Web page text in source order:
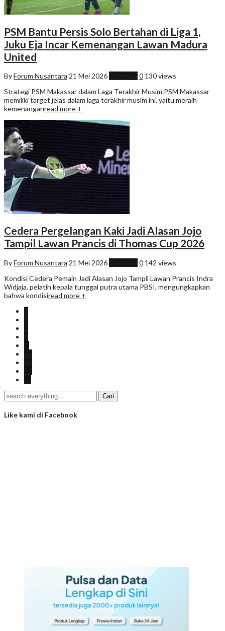
PSM Bantu Persis Solo Bertahan di Liga 1,
Juku Eja Incar Kemenangan Lawan Madura
United
ByForum Nusantara 21 Mei 2026 0 130 views
Strategi PSM Makassar dalam Laga Terakhir Musim PSM Makassar
memiliki target jelas dalam laga terakhir musim ini, yaitu meraih
kemenanganread more +
Cedera Pergelangan Kaki Jadi Alasan Jojo
Tampil Lawan Prancis di Thomas Cup 2026
ByForum Nusantara 21 Mei 2026 0 142 views
Kondisi Cedera Pemain Jadi Alasan Jojo Tampil Lawan Prancis Indra
Widjaja, pelatih kepala tunggal putra utama PBSI, mengungkapkan
bahwa kondisiread more +
Like kami di Facebook